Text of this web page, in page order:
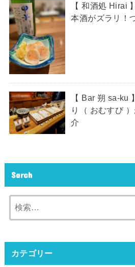
【 和酒処 Hirai
本酒がズラリ！
【 Bar 朔 sa-ku
り（ おむすび
介
Sarch
索:
カテゴリー